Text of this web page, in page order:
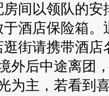
出时务必交
间以领队的
酒店保险箱
街请携带酒
外后中途离团